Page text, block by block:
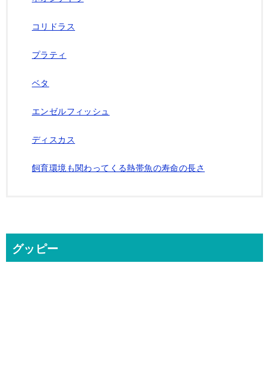
コリドラス
プラティ
ベタ
エンゼルフィッシュ
ディスカス
飼育環境も関わってくる熱帯魚の寿命の長さ
グッピー